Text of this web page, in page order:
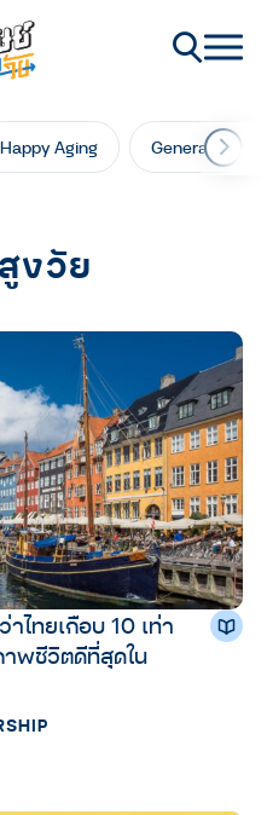
Happy Aging Generation
งวัย
าไทยเกือบ 10 เท่า
พชีวิตดีที่สุดใน